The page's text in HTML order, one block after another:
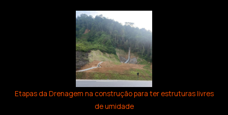
Etapas da Drenagem na construção para ter estruturas livres
de umidade